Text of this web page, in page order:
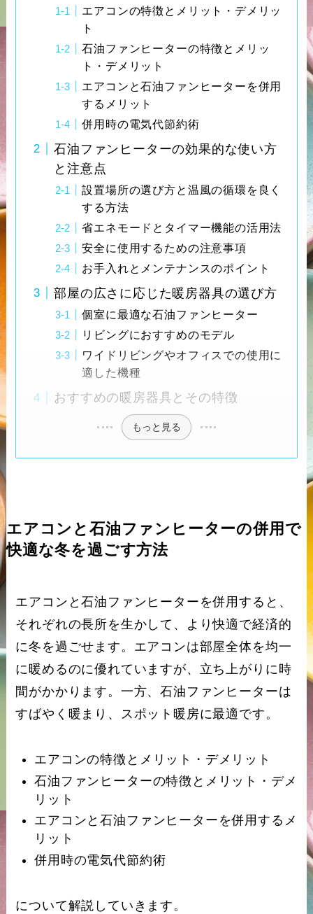
エアコンの特徴とメリット・デメリッ
ト
石油ファンヒーターの特徴とメリッ
ト・デメリット
エアコンと石油ファンヒーターを併用
するメリット
併用時の電気代節約術
石油ファンヒーターの効果的な使い方
と注意点
設置場所の選び方と温風の循環を良く
する方法
省エネモードとタイマー機能の活用法
安全に使用するための注意事項
お手入れとメンテナンスのポイント
部屋の広さに応じた暖房器具の選び方
個室に最適な石油ファンヒーター
リビングにおすすめのモデル
ワイドリビングやオフィスでの使用に
適した機種
おすすめの暖房器具とその特徴
もっと見る
エアコンと石油ファンヒーターの併用で
快適な冬を過ごす方法
エアコンと石油ファンヒーターを併用すると、
それぞれの長所を生かして、より快適で経済的
に冬を過ごせます。エアコンは部屋全体を均一
に暖めるのに優れていますが、立ち上がりに時
間がかかります。一方、石油ファンヒーターは
すばやく暖まり、スポット暖房に最適です。
エアコンの特徴とメリット・デメリット
石油ファンヒーターの特徴とメリット・デメ
リット
エアコンと石油ファンヒーターを併用するメ
リット
併用時の電気代節約術
について解説していきます。